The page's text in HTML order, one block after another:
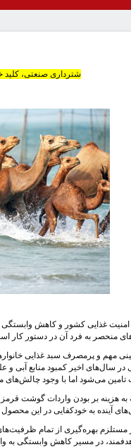
شترداری صنعتی،
غذایی کشور و کاهش وابستگی
منحصر به‌ فرد آن در دستور کار
مهم و پرمصرف سبد غذایی
با وجود چالش‌های متعدد ۹۰ درصد نیاز کشور تولید
هزینه بر بودن واردات گوشت
آینده به خودکفایی در این محصول
بهره‌گیری از تمام
در مسیر کاهش وابستگی به